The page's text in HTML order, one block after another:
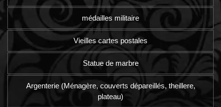
médailles militaire
Vieilles cartes postales
Statue de marbre
Argenterie (Ménagère, couverts dépareillés, theillere,
plateau)